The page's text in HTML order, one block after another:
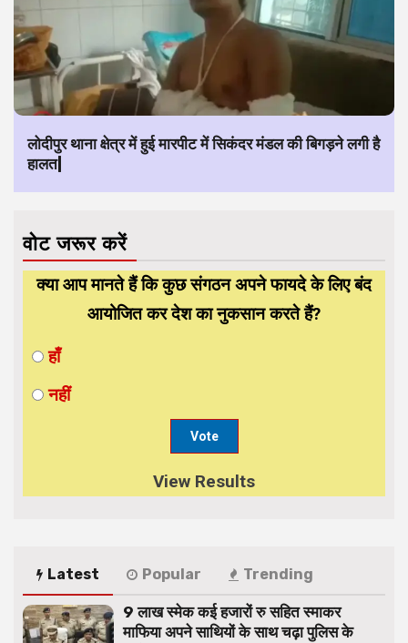
लोदीपुर थाना क्षेत्र में हुई मारपीट में सिकंदर मंडल की बिगड़ने लगी है
हालत|
वोट जरूर करें
क्या आप मानते हैं कि कुछ संगठन अपने फायदे के लिए बंद
आयोजित कर देश का नुकसान करते हैं?
हाँ
नहीं
View Results
Latest Popular Trending
9 लाख स्मेक कई हजारों रु सहित स्माकर
माफिया अपने साथियों के साथ चढ़ा पुलिस के